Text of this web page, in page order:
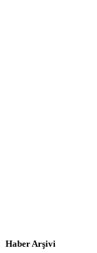
Haber Arşivi